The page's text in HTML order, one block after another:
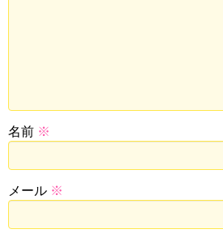
名前 ※
メール ※